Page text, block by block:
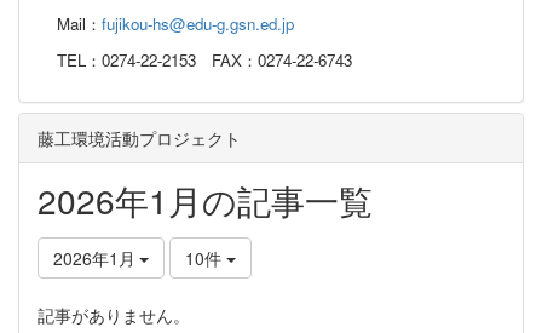
Mail： fujikou-hs@edu-g.gsn.ed.jp
TEL：0274-22-2153 FAX：0274-22-6743
藤工環境活動プロジェクト
2026年1月の記事一覧
2026年1月 10件
記事がありません。